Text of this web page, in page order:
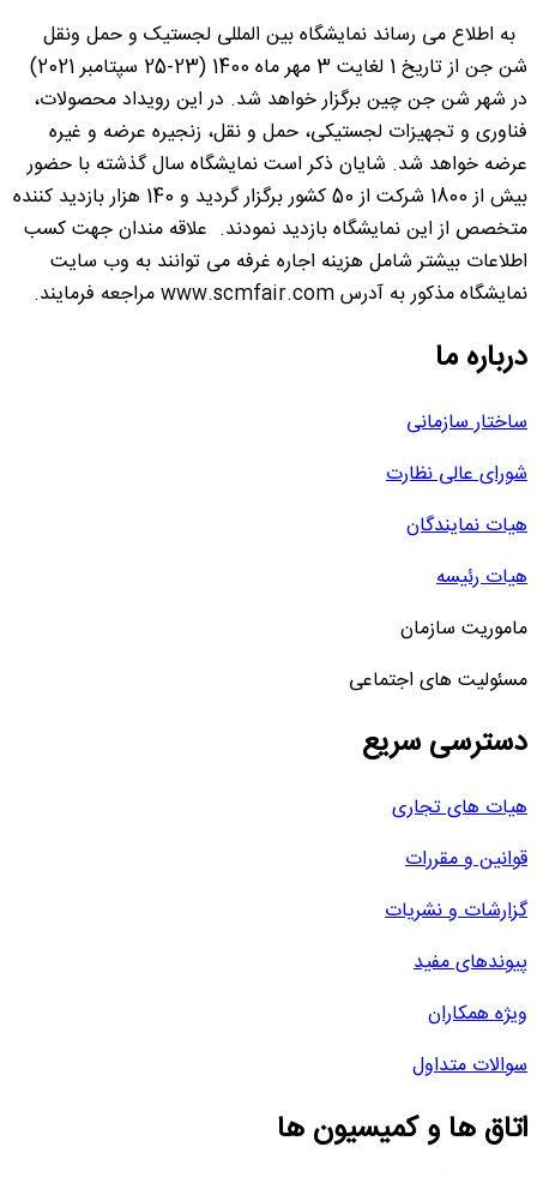
به اطلاع می رساند نمایشگاه بین المللی لجستیک و حمل ونقل
شن جن از تاریخ 1 لغایت 3 مهر ماه 1400 (23-25 سپتامبر 2021)
در شهر شن جن چین برگزار خواهد شد. در این رویداد محصولات،
فناوری و تجهیزات لجستیکی، حمل و نقل، زنجیره عرضه و غیره
عرضه خواهد شد. شایان ذکر است نمایشگاه سال گذشته با حضور
بیش از 1800 شرکت از 50 کشور برگزار گردید و 140 هزار بازدید کننده
متخصص از این نمایشگاه بازدید نمودند. علاقه مندان جهت کسب
اطلاعات بیشتر شامل هزینه اجاره غرفه می توانند به وب سایت
نمایشگاه مذکور به آدرس www.scmfair.com مراجعه فرمایند.
درباره ما
ساختار سازمانی
شورای عالی نظارت
هیات نمایندگان
هیات رئیسه
ماموریت سازمان
مسئولیت های اجتماعی
دسترسی سریع
هیات های تجاری
قوانین و مقررات
گزارشات و نشریات
پیوندهای مفید
ویژه همکاران
سوالات متداول
اتاق ها و کمیسیون ها